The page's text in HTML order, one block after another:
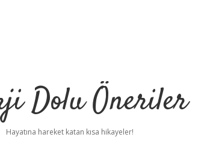
Dolu Öneriler
Hayatına hareket katan kısa hikayeler!